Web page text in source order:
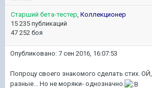
Старший бета-тестер, Коллекционер
15 235 публикаций
47 252 боя
Опубликовано: 7 сен 2016, 16:07:53
Попроцу своего знакомого сделать стих.
разные... Но не моряки- однозначно.